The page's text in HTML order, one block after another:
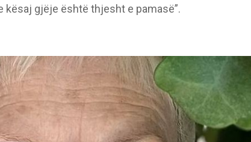
kësaj gjëje është thjesht e pamasë”.